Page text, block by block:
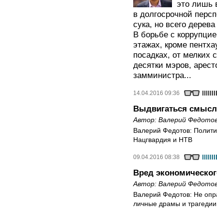
это лишь
в долгосрочной
сука, но всего
В борьбе с
этажах, кроме
посадках, от мелких
десятки мэров,
замминистра...
14.04.2016 09:36
Выдвигаться
Автор: Валерий
Валерий Федотов:
Нацгвардия и НТВ
09.04.2016 08:38
Вред
Автор: Валерий
Валерий Федотов: Не
личные драмы и трагедии